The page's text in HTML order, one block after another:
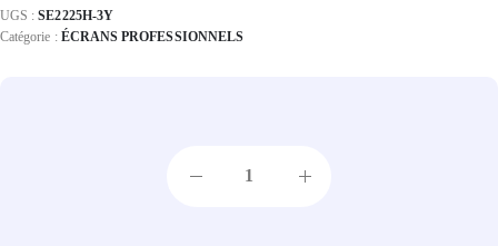
UGS :SE2225H-3Y
Catégorie : ÉCRANS PROFESSIONNELS